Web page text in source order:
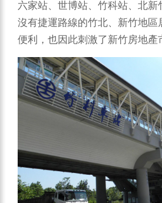
六家站、世博站、竹科站、北新
沒有捷運路線的竹北、新竹地區
便利，也因此刺激了新竹房地產